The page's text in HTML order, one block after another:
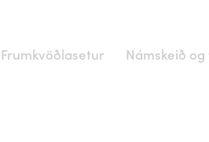
Frumkvöðlasetur Námskeið